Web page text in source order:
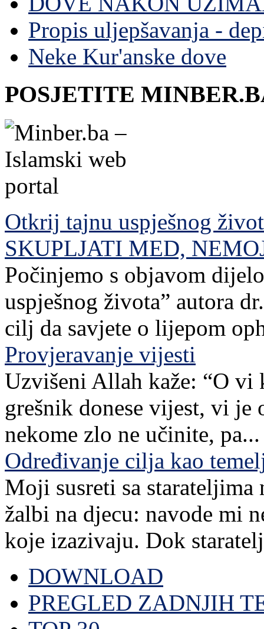
Propis uljepšavanja -
Neke Kur'anske dove
POSJETITE
Otkrij tajnu uspješnog
SKUPLJATI MED,
Počinjemo s objavom
uspješnog života” autora
cilj da savjete o lijepom
Provjeravanje vijesti
Uzvišeni Allah kaže: “O
grešnik donese vijest, vi je
nekome zlo ne učinite, pa...
Određivanje cilja kao
Moji susreti sa
žalbi na djecu: navode mi
koje izazivaju. Dok
DOWNLOAD
PREGLED ZADNJIH